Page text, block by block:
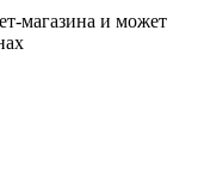
магазина и может